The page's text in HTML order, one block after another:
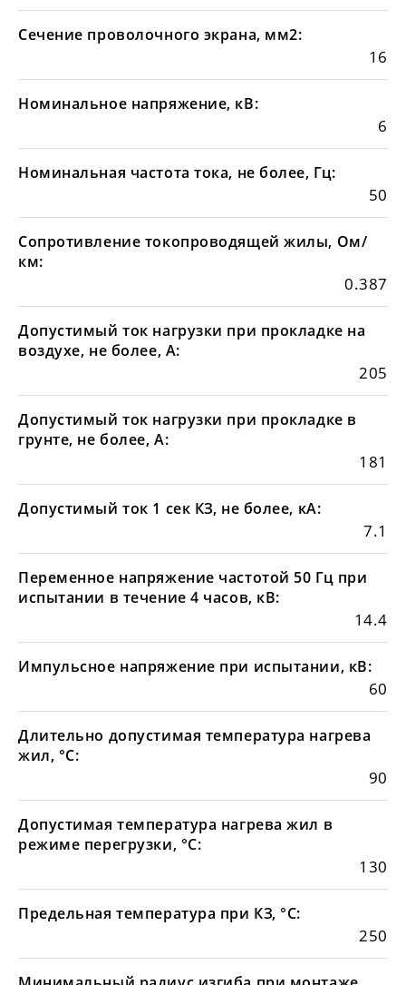
Сечение проволочного экрана, мм2:
16
Номинальное напряжение, кВ:
6
Номинальная частота тока, не более, Гц:
50
Сопротивление токопроводящей жилы, Ом/
км:
0.387
Допустимый ток нагрузки при прокладке на
воздухе, не более, А:
205
Допустимый ток нагрузки при прокладке в
грунте, не более, А:
181
Допустимый ток 1 сек КЗ, не более, кА:
7.1
Переменное напряжение частотой 50 Гц при
испытании в течение 4 часов, кВ:
14.4
Импульсное напряжение при испытании, кВ:
60
Длительно допустимая температура нагрева
жил, °С:
90
Допустимая температура нагрева жил в
режиме перегрузки, °С:
130
Предельная температура при КЗ, °С:
250